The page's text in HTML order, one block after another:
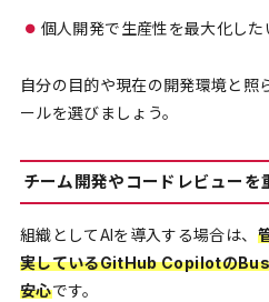
個人開発で生産性を最大化した
自分の目的や現在の開発環境と照
ールを選びましょう。
チーム開発やコードレビューを
組織としてAIを導入する場合は、
実しているGitHub Copilotの
安心です。